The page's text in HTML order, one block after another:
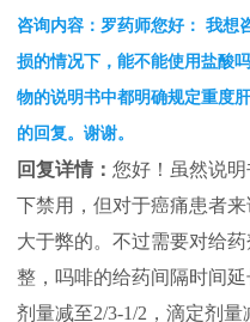
咨询内容： 罗药师您好： 我想
损的情况下，能不能使用盐酸
物的说明书中都明确规定重度
的回复。谢谢。
回复详情： 您好！虽然说
下禁用，但对于癌痛患者
大于弊的。不过需要对给
整，吗啡的给药间隔时间
剂量减至2/3-1/2，滴定剂量